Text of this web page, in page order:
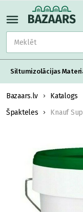
Siltumizolācijas
Bazaars.lv Katalogs
Špakteles
Knauf